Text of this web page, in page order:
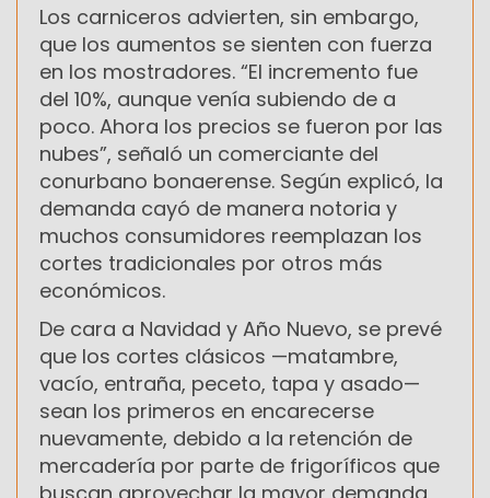
Los carniceros advierten, sin embargo,
que los aumentos se sienten con fuerza
en los mostradores. “El incremento fue
del 10%, aunque venía subiendo de a
poco. Ahora los precios se fueron por las
nubes”, señaló un comerciante del
conurbano bonaerense. Según explicó, la
demanda cayó de manera notoria y
muchos consumidores reemplazan los
cortes tradicionales por otros más
económicos.
De cara a Navidad y Año Nuevo, se prevé
que los cortes clásicos —matambre,
vacío, entraña, peceto, tapa y asado—
sean los primeros en encarecerse
nuevamente, debido a la retención de
mercadería por parte de frigoríficos que